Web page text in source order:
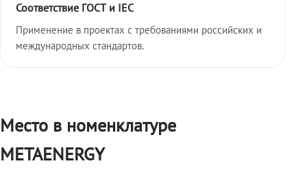
Соответствие ГОСТ и IEC
Применение в проектах с требованиями российских и
международных стандартов.
Место в номенклатуре
METAENERGY